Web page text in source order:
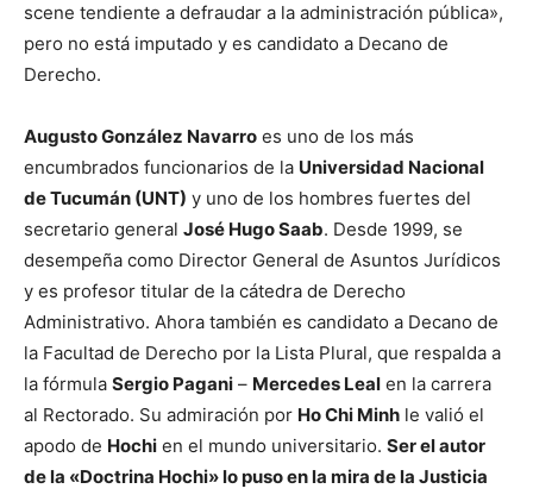
scene tendiente a defraudar a la administración pública»,
pero no está imputado y es candidato a Decano de
Derecho.
Augusto González Navarro es uno de los más
encumbrados funcionarios de la Universidad Nacional
de Tucumán (UNT) y uno de los hombres fuertes del
secretario general José Hugo Saab. Desde 1999, se
desempeña como Director General de Asuntos Jurídicos
y es profesor titular de la cátedra de Derecho
Administrativo. Ahora también es candidato a Decano de
la Facultad de Derecho por la Lista Plural, que respalda a
la fórmula Sergio Pagani – Mercedes Leal en la carrera
al Rectorado. Su admiración por Ho Chi Minh le valió el
apodo de Hochi en el mundo universitario. Ser el autor
de la «Doctrina Hochi» lo puso en la mira de la Justicia